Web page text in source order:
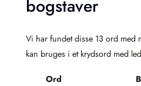
bogstaver
Vi har fundet disse 13 ord med
kan bruges i et krydsord med
Ord